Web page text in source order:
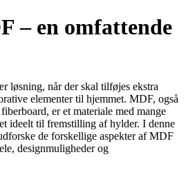
– en omfattende
løsning, når der skal tilføjes ekstra
elementer til hjemmet. MDF, også
er et materiale med mange
ideelt til fremstilling af hylder. I denne
de forskellige aspekter af MDF
designmuligheder og